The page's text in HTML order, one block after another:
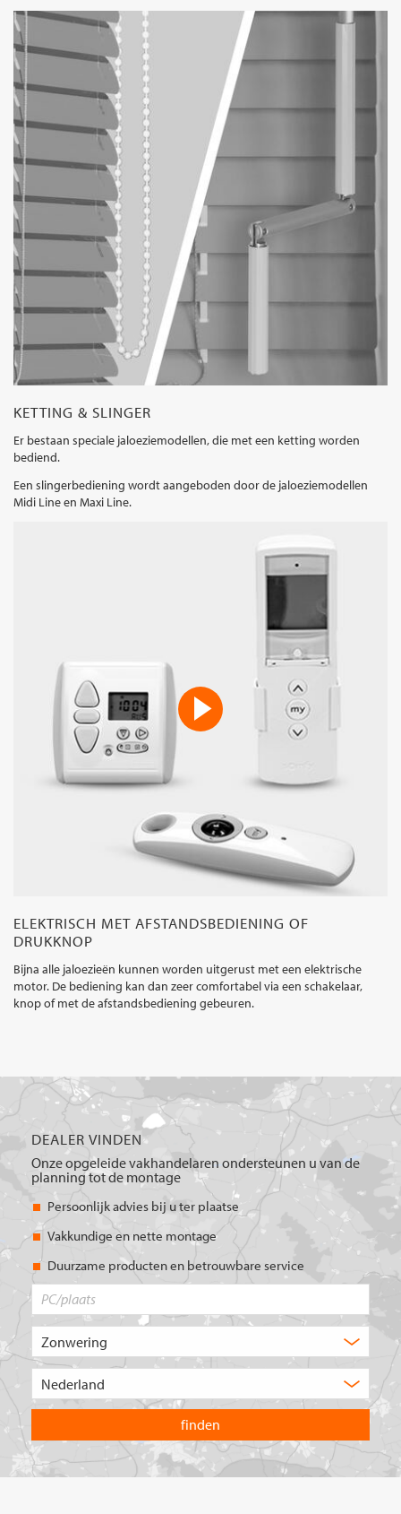
KETTING & SLINGER
Er bestaan speciale jaloeziemodellen, die met een ketting worden
bediend.
Een slingerbediening wordt aangeboden door de jaloeziemodellen
Midi Line en Maxi Line.
ELEKTRISCH MET AFSTANDSBEDIENING OF
DRUKKNOP
Bijna alle jaloezieën kunnen worden uitgerust met een elektrische
motor. De bediening kan dan zeer comfortabel via een schakelaar,
knop of met de afstandsbediening gebeuren.
DEALER VINDEN
Onze opgeleide vakhandelaren ondersteunen u van de
planning tot de montage
Persoonlijk advies bij u ter plaatse
Vakkundige en nette montage
Duurzame producten en betrouwbare service
product
u?
land
waarin
u
wilt
zoeken.